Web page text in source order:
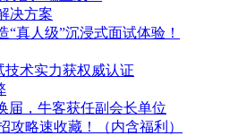
决方案
真人级”沉浸式面试体验！
技术实力获权威认证
届，牛客获任副会长单位
攻略速收藏！（内含福利）